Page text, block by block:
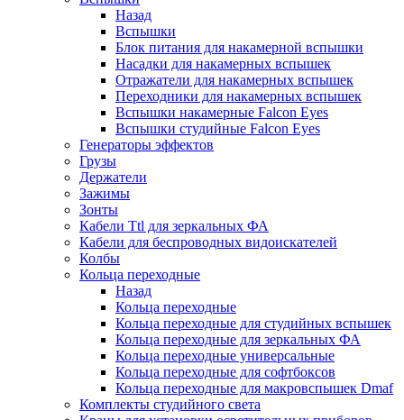
Назад
Вспышки
Блок питания для накамерной вспышки
Насадки для накамерных вспышек
Отражатели для накамерных вспышек
Переходники для накамерных вспышек
Вспышки накамерные Falcon Eyes
Вспышки студийные Falcon Eyes
Генераторы эффектов
Грузы
Держатели
Зажимы
Зонты
Кабели Ttl для зеркальных ФА
Кабели для беспроводных видоискателей
Колбы
Кольца переходные
Назад
Кольца переходные
Кольца переходные для студийных вспышек
Кольца переходные для зеркальных ФА
Кольца переходные универсальные
Кольца переходные для софтбоксов
Кольца переходные для макровспышек Dmaf
Комплекты студийного света